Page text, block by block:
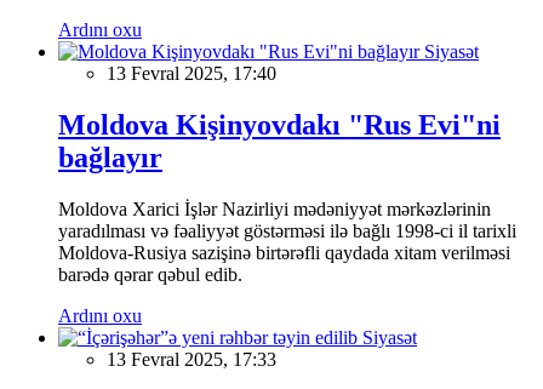
Ardını oxu
Siyasət
13 Fevral 2025, 17:40
Moldova Kişinyovdakı "Rus Evi"ni
bağlayır
Moldova Xarici İşlər Nazirliyi mədəniyyət mərkəzlərinin
yaradılması və fəaliyyət göstərməsi ilə bağlı 1998-ci il tarixli
Moldova-Rusiya sazişinə birtərəfli qaydada xitam verilməsi
barədə qərar qəbul edib.
Ardını oxu
Siyasət
13 Fevral 2025, 17:33